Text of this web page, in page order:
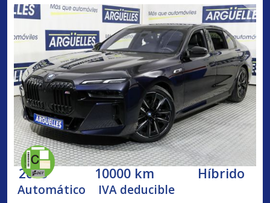
2023 10000 km Híbrido
Automático IVA deducible